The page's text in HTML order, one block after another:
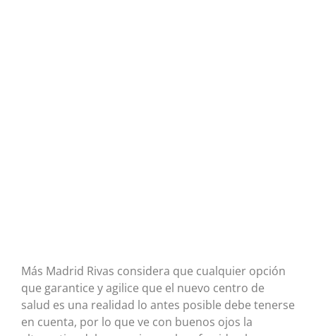
Más Madrid Rivas considera que cualquier opción
que garantice y agilice que el nuevo centro de
salud es una realidad lo antes posible debe tenerse
en cuenta, por lo que ve con buenos ojos la